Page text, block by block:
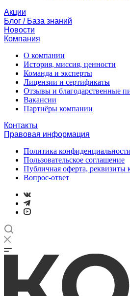
Акции
Блог / База знаний
Новости
Компания
О компании
История, миссия, ценности
Команда и эксперты
Лицензии и сертификаты
Отзывы и благодарственные
Вакансии
Партнёры компании
Контакты
Правовая информация
Политика конфиденциальности
Пользовательское соглашение
Публичная оферта, реквизиты
Вопрос-ответ